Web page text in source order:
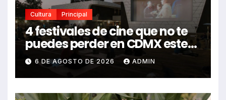
Cultura Principal
4 festivales de cine que no te
puedes perder en CDMX este
2026
6 DE AGOSTO DE 2026 ADMIN